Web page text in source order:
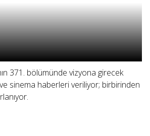
371. bölümünde vizyona girecek
sinema haberleri veriliyor; birbirinden